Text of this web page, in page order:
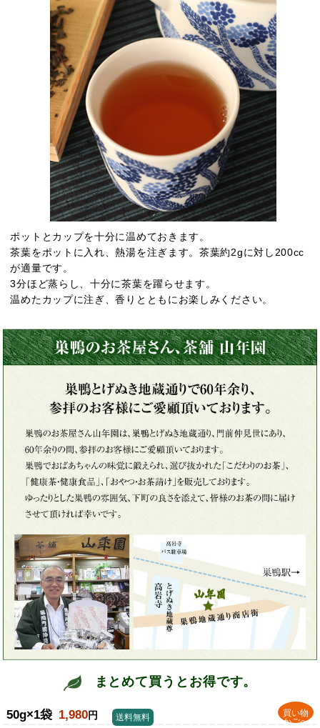
ポットとカップを十分に温めておきます。
茶葉をポットに入れ、熱湯を注ぎます。茶葉約2gに対し200cc
が適量です。
3分ほど蒸らし、十分に茶葉を躍らせます。
温めたカップに注ぎ、香りとともにお楽しみください。
まとめて買うとお得です。
50g×1袋 1,980円
買い物
かごへ
送料無料